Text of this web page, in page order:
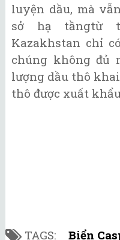
luyện dầu, mà
sở hạ tầngtừ
Kazakhstan chỉ
chúng không đủ
lượng dầu thô
thô được xuất
TAGS: Biển